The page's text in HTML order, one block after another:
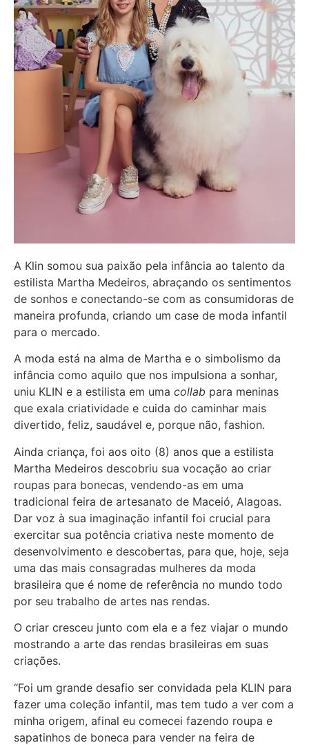
A Klin somou sua paixão pela infância ao talento da
estilista Martha Medeiros, abraçando os sentimentos
de sonhos e conectando-se com as consumidoras de
maneira profunda, criando um case de moda infantil
para o mercado.
A moda está na alma de Martha e o simbolismo da
infância como aquilo que nos impulsiona a sonhar,
uniu KLIN e a estilista em uma collab para meninas
que exala criatividade e cuida do caminhar mais
divertido, feliz, saudável e, porque não, fashion.
Ainda criança, foi aos oito (8) anos que a estilista
Martha Medeiros descobriu sua vocação ao criar
roupas para bonecas, vendendo-as em uma
tradicional feira de artesanato de Maceió, Alagoas.
Dar voz à sua imaginação infantil foi crucial para
exercitar sua potência criativa neste momento de
desenvolvimento e descobertas, para que, hoje, seja
uma das mais consagradas mulheres da moda
brasileira que é nome de referência no mundo todo
por seu trabalho de artes nas rendas.
O criar cresceu junto com ela e a fez viajar o mundo
mostrando a arte das rendas brasileiras em suas
criações.
“Foi um grande desafio ser convidada pela KLIN para
fazer uma coleção infantil, mas tem tudo a ver com a
minha origem, afinal eu comecei fazendo roupa e
sapatinhos de boneca para vender na feira de